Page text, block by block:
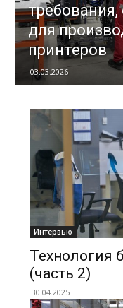
для
принтеров
03.03.2026
Интервью
Технология
(часть 2)
30.04.2025